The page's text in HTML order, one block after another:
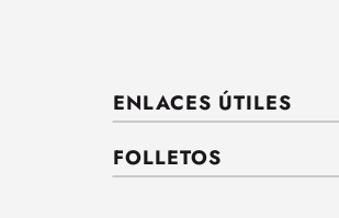
ENLACES ÚTILES
FOLLETOS